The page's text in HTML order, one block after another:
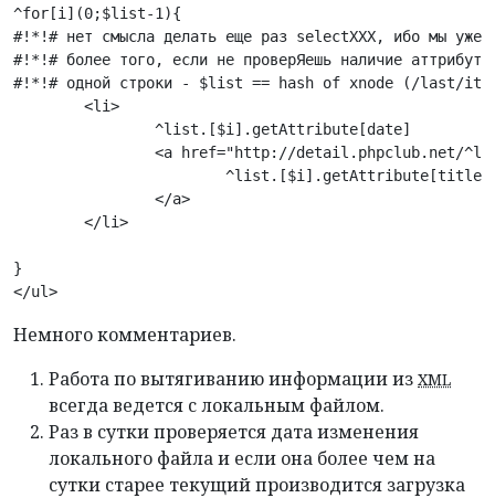
^for[i](0;$list-1){
#!*!# нет смысла делать еще раз selectXXX, ибо мы
#!*!# более того, если не проверЯешь наличие
#!*!# одной строки - $list == hash of xnode (/last/
}
</ul>
Немного комментариев.
Работа по вытягиванию информации из XML
всегда ведется с локальным файлом.
Раз в сутки проверяется дата изменения
локального файла и если она более чем на
сутки старее текущий производится загрузка